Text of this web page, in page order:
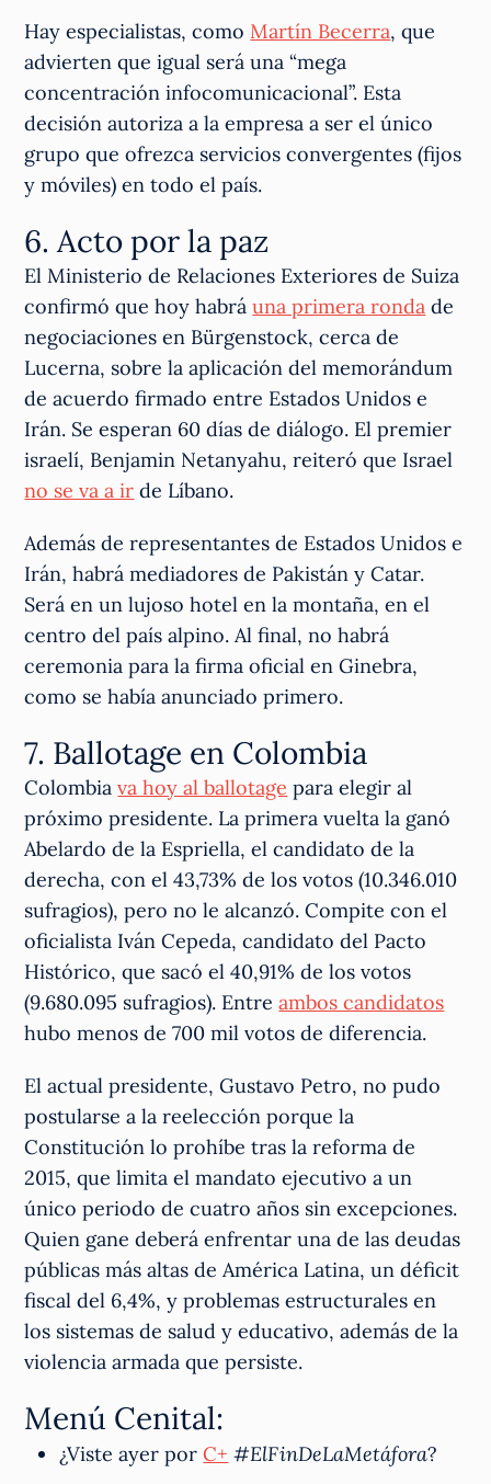
Hay especialistas, comoMartín Becerra, que
advierten que igual será una “mega
concentración infocomunicacional”. Esta
decisión autoriza a la empresa a ser el único
grupo que ofrezca servicios convergentes (fijos
y móviles) en todo el país.
6. Acto por la paz
El Ministerio de Relaciones Exteriores de Suiza
confirmó que hoy habráuna primera ronda de
negociaciones en Bürgenstock, cerca de
Lucerna, sobre la aplicación del memorándum
de acuerdo firmado entre Estados Unidos e
Irán. Se esperan 60 días de diálogo. El premier
israelí, Benjamin Netanyahu, reiteró que Israel
no se va a ir de Líbano.
Además de representantes de Estados Unidos e
Irán, habrá mediadores de Pakistán y Catar.
Será en un lujoso hotel en la montaña, en el
centro del país alpino. Al final, no habrá
ceremonia para la firma oficial en Ginebra,
como se había anunciado primero.
7. Ballotage en Colombia
Colombiava hoy al ballotage para elegir al
próximo presidente. La primera vuelta la ganó
Abelardo de la Espriella, el candidato de la
derecha, con el 43,73% de los votos (10.346.010
sufragios), pero no le alcanzó. Compite con el
oficialista Iván Cepeda, candidato del Pacto
Histórico, que sacó el 40,91% de los votos
(9.680.095 sufragios). Entreambos candidatos
hubo menos de 700 mil votos de diferencia.
El actual presidente, Gustavo Petro, no pudo
postularse a la reelección porque la
Constitución lo prohíbe tras la reforma de
2015, que limita el mandato ejecutivo a un
único periodo de cuatro años sin excepciones.
Quien gane deberá enfrentar una de las deudas
públicas más altas de América Latina, un déficit
fiscal del 6,4%, y problemas estructurales en
los sistemas de salud y educativo, además de la
violencia armada que persiste.
Menú Cenital:
¿Viste ayer porC+ #ElFinDeLaMetáfora?